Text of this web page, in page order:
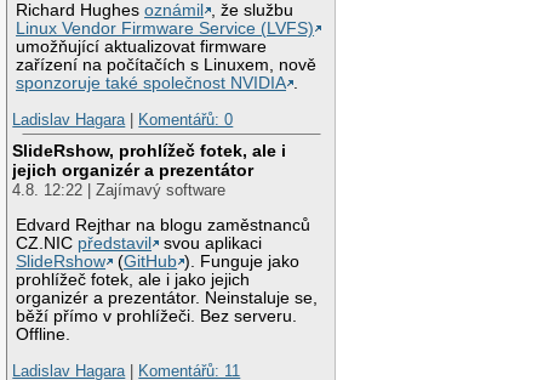
Richard Hughesoznámil
, že službu
Linux Vendor Firmware Service (LVFS)
umožňující aktualizovat firmware
zařízení na počítačích s Linuxem, nově
sponzoruje také společnost NVIDIA .
Ladislav Hagara | Komentářů: 0
SlideRshow, prohlížeč fotek, ale i
jejich organizér a prezentátor
4.8. 12:22 | Zajímavý software
Edvard Rejthar na blogu zaměstnanců
CZ.NIC představil
svou aplikaci
SlideRshow
(GitHub ). Funguje jako
prohlížeč fotek, ale i jako jejich
organizér a prezentátor. Neinstaluje se,
běží přímo v prohlížeči. Bez serveru.
Offline.
Ladislav Hagara | Komentářů: 11